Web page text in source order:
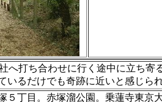
へ打ち合わせに行く途中に立ち寄
いるだけでも奇跡に近いと感じら
５丁目。赤塚溜公園。乗蓮寺東京